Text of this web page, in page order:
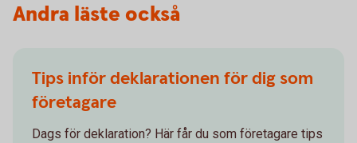
Andra läste också
Tips inför deklarationen för dig som
företagare
Dags för deklaration? Här får du som företagare tips